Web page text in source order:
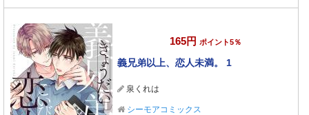
165円 ポイント5％
義兄弟以上、恋人未満。 1
泉くれは
シーモアコミックス